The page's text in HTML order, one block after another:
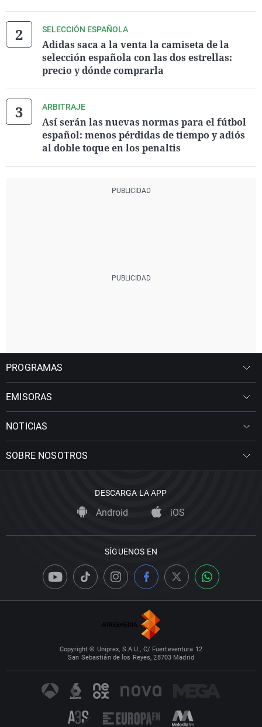
SELECCIÓN ESPAÑOLA
Adidas saca a la venta la camiseta de la
selección española con las dos estrellas:
precio y dónde comprarla
ARBITRAJE
Así serán las nuevas normas para el fútbol
español: menos pérdidas de tiempo y adiós
al doble toque en los penaltis
PROGRAMAS
EMISORAS
NOTICIAS
SOBRE NOSOTROS
DESCARGA LA APP
Android iOS
SÍGUENOS EN
Copyright © Uniprex, S.A.U., C/ Fuerteventura 12
San Sebastián de los Reyes, 28703 Madrid